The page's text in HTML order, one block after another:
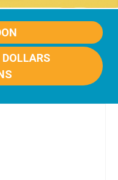
DOLLARS